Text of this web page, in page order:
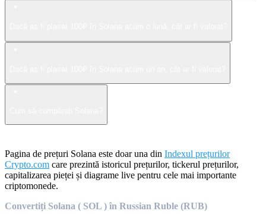
Pagina de prețuri Solana este doar una din Indexul prețurilor
Crypto.com care prezintă istoricul prețurilor, tickerul prețurilor,
capitalizarea pieței și diagrame live pentru cele mai importante
criptomonede.
Convertiți Solana ( SOL ) în Russian Ruble (RUB)